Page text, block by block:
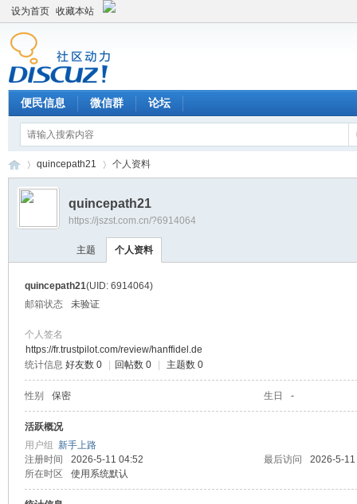
设为首页 收藏本站
便民信息 微信群 论坛
›
quincepath21 个人资料
quincepath21
https://jszst.com.cn/?6914064
主题 个人资料
quincepath21(UID: 6914064)
邮箱状态
未验证
个人签名
https://fr.trustpilot.com/review/hanffidel.de
统计信息 好友数 0 回帖数 0 主题数 0
性别 保密 生日 -
活跃概况
用户组 新手上路
注册时间
2026-5-11 04:52 最后访问
2026-5-
所在时区
使用系统默认